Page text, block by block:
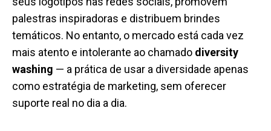
palestras inspiradoras e distribuem brindes
temáticos. No entanto, o mercado está cada vez
mais atento e intolerante ao chamado diversity
washing — a prática de usar a diversidade apenas
como estratégia de marketing, sem oferecer
suporte real no dia a dia.